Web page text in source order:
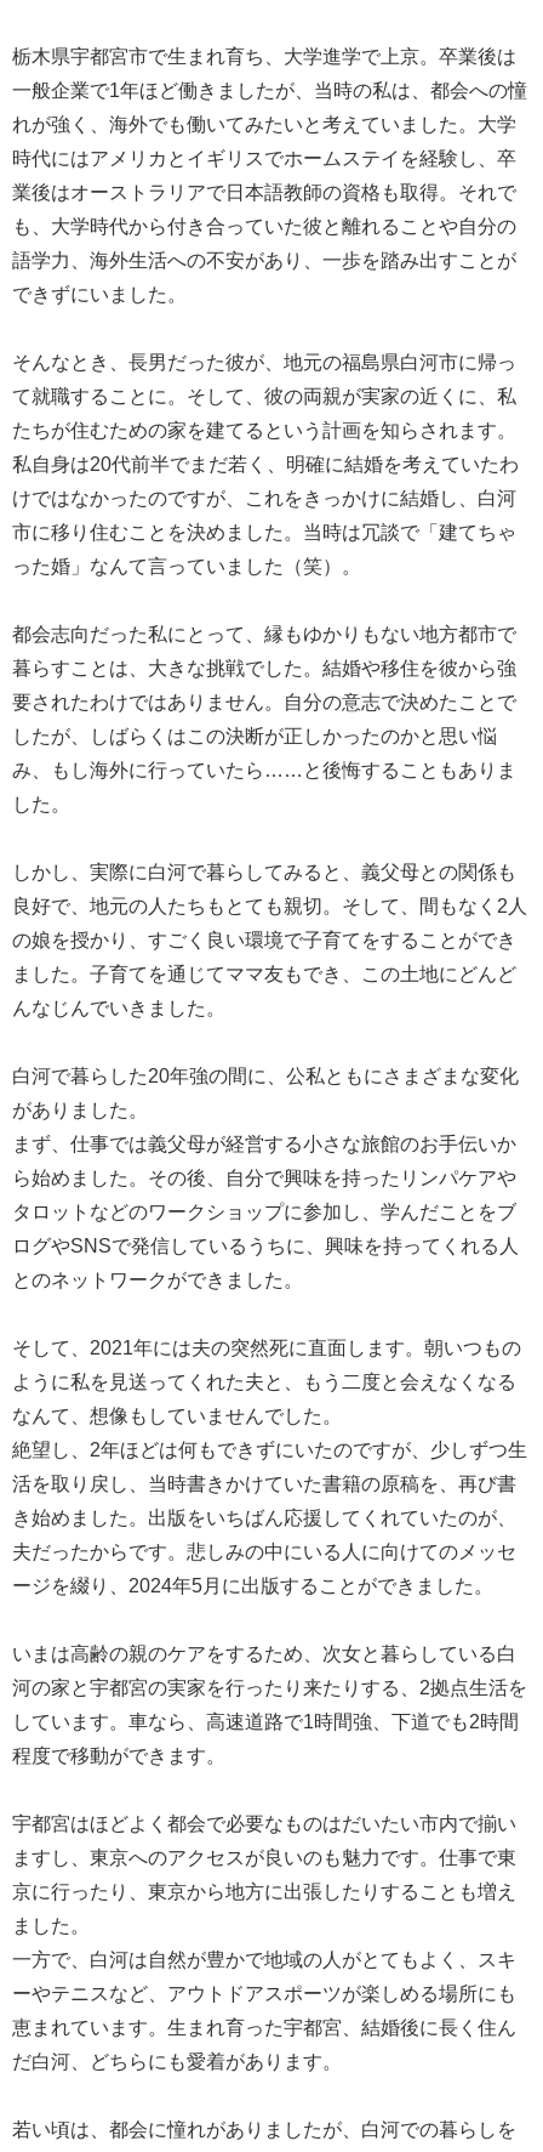
栃木県宇都宮市で生まれ育ち、大学進学で上京。卒業後は
一般企業で1年ほど働きましたが、当時の私は、都会への憧
れが強く、海外でも働いてみたいと考えていました。大学
時代にはアメリカとイギリスでホームステイを経験し、卒
業後はオーストラリアで日本語教師の資格も取得。それで
も、大学時代から付き合っていた彼と離れることや自分の
語学力、海外生活への不安があり、一歩を踏み出すことが
できずにいました。
そんなとき、長男だった彼が、地元の福島県白河市に帰っ
て就職することに。そして、彼の両親が実家の近くに、私
たちが住むための家を建てるという計画を知らされます。
私自身は20代前半でまだ若く、明確に結婚を考えていたわ
けではなかったのですが、これをきっかけに結婚し、白河
市に移り住むことを決めました。当時は冗談で「建てちゃ
った婚」なんて言っていました（笑）。
都会志向だった私にとって、縁もゆかりもない地方都市で
暮らすことは、大きな挑戦でした。結婚や移住を彼から強
要されたわけではありません。自分の意志で決めたことで
したが、しばらくはこの決断が正しかったのかと思い悩
み、もし海外に行っていたら……と後悔することもありま
した。
しかし、実際に白河で暮らしてみると、義父母との関係も
良好で、地元の人たちもとても親切。そして、間もなく2人
の娘を授かり、すごく良い環境で子育てをすることができ
ました。子育てを通じてママ友もでき、この土地にどんど
んなじんでいきました。
白河で暮らした20年強の間に、公私ともにさまざまな変化
がありました。
まず、仕事では義父母が経営する小さな旅館のお手伝いか
ら始めました。その後、自分で興味を持ったリンパケアや
タロットなどのワークショップに参加し、学んだことをブ
ログやSNSで発信しているうちに、興味を持ってくれる人
とのネットワークができました。
そして、2021年には夫の突然死に直面します。朝いつもの
ように私を見送ってくれた夫と、もう二度と会えなくなる
なんて、想像もしていませんでした。
絶望し、2年ほどは何もできずにいたのですが、少しずつ生
活を取り戻し、当時書きかけていた書籍の原稿を、再び書
き始めました。出版をいちばん応援してくれていたのが、
夫だったからです。悲しみの中にいる人に向けてのメッセ
ージを綴り、2024年5月に出版することができました。
いまは高齢の親のケアをするため、次女と暮らしている白
河の家と宇都宮の実家を行ったり来たりする、2拠点生活を
しています。車なら、高速道路で1時間強、下道でも2時間
程度で移動ができます。
宇都宮はほどよく都会で必要なものはだいたい市内で揃い
ますし、東京へのアクセスが良いのも魅力です。仕事で東
京に行ったり、東京から地方に出張したりすることも増え
ました。
一方で、白河は自然が豊かで地域の人がとてもよく、スキ
ーやテニスなど、アウトドアスポーツが楽しめる場所にも
恵まれています。生まれ育った宇都宮、結婚後に長く住ん
だ白河、どちらにも愛着があります。
若い頃は、都会に憧れがありましたが、白河での暮らしを